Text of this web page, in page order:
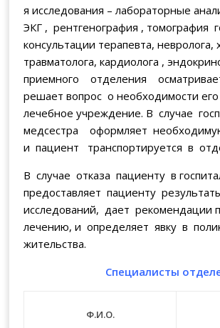
я исследования – лабораторные
ЭКГ , рентгенография , томография
консультации терапевта, невролога,
травматолога, кардиолога ,
приемного отделения
решает вопрос о необходимости
лечебное учреждение. В случае
медсестра оформляет
и пациент транспортируется в
В случае отказа пациенту в
предоставляет пациенту
исследований, дает рекомендации
лечению, и определяет явку в
жительства.
Специалисты
Ф.И.О.